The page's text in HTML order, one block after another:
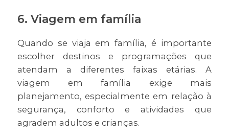
6. Viagem em família
Quando se viaja em família, é importante
escolher destinos e programações que
atendam a diferentes faixas etárias. A
viagem em família exige mais
planejamento, especialmente em relação à
segurança, conforto e atividades que
agradem adultos e crianças.